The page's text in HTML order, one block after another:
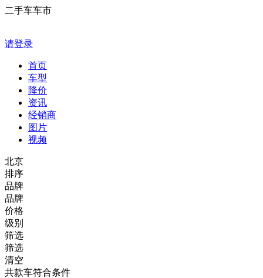
二手车车市
请登录
首页
车型
降价
资讯
经销商
图片
视频
北京
排序
品牌
品牌
价格
级别
筛选
筛选
清空
共款车符合条件